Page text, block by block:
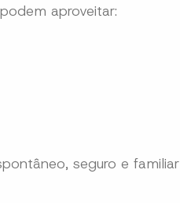
aproveitar:
seguro e familiar